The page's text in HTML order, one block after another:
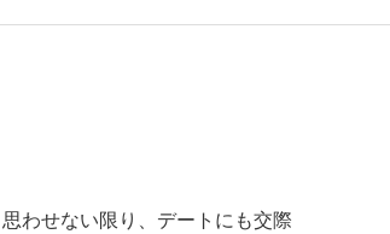
わせない限り、デートにも交際